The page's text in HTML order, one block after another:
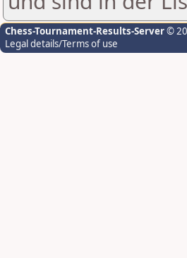
Chess-Tournament-Results-Server©
Legal details/Terms of use